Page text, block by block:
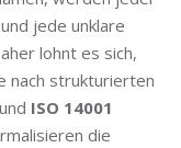
jede unklare
lohnt es sich,
nach strukturierten
und ISO 14001
die